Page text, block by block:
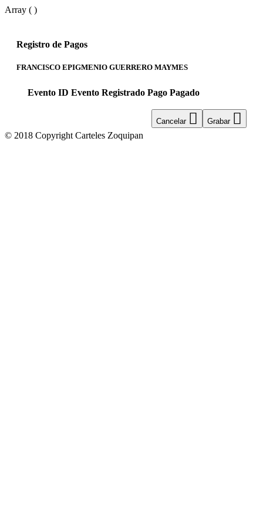
Array ( )
Registro de Pagos
FRANCISCO EPIGMENIO GUERRERO MAYMES
Evento ID Evento Registrado Pago Pagado
Grabar
Cancelar
© 2018 Copyright Carteles Zoquipan